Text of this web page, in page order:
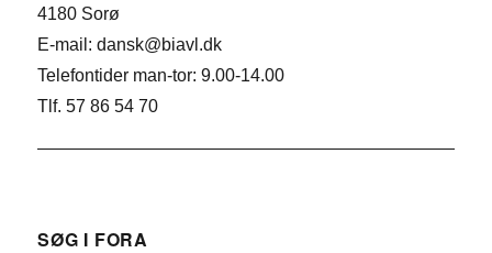
4180 Sorø
E-mail: dansk@biavl.dk
Telefontider man-tor: 9.00-14.00
Tlf. 57 86 54 70
SØG I FORA